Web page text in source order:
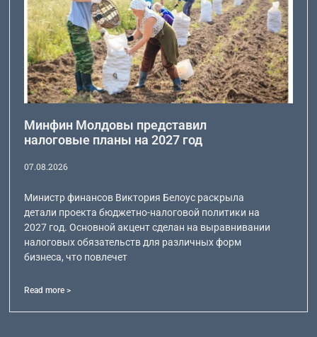
Минфин Молдовы представил
налоговые планы на 2027 год
07.08.2026
Министр финансов Виктория Белоус раскрыла
детали проекта бюджетно-налоговой политики на
2027 год. Основной акцент сделан на выравнивании
налоговых обязательств для различных форм
бизнеса, что повлечет
Read more >